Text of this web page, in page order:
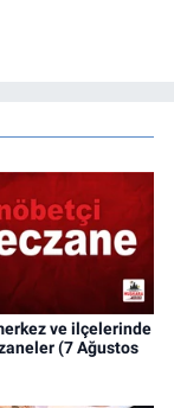
ve ilçelerinde
(7 Ağustos